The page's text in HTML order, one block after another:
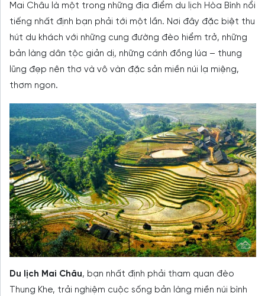
Mai Châu là một trong những địa điểm du lịch Hòa Bình nổi
tiếng nhất định bạn phải tới một lần. Nơi đây đặc biệt thu
hút du khách với những cung đường đèo hiểm trở, những
bản làng dân tộc giản dị, những cánh đồng lúa – thung
lũng đẹp nên thơ và vô vàn đặc sản miền núi lạ miệng,
thơm ngon.
Du lịch Mai Châu, bạn nhất định phải tham quan đèo
Thung Khe, trải nghiệm cuộc sống bản làng miền núi bình